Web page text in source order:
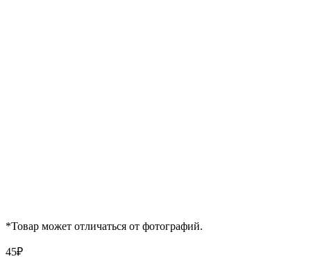
*Товар может отличаться от фотографий.
45₽